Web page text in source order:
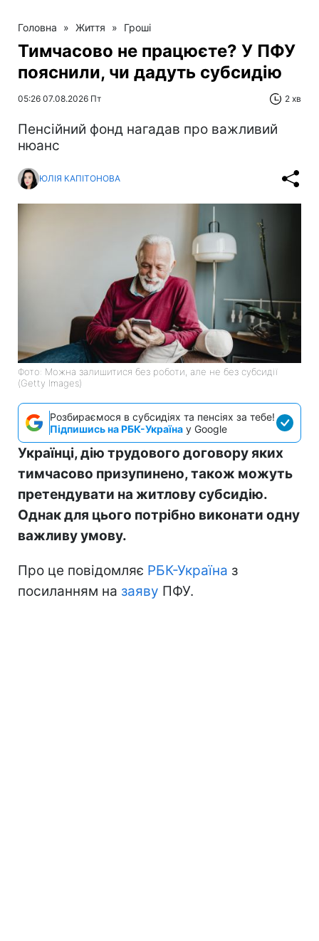
Головна » Життя » Гроші
Тимчасово не працюєте? У ПФУ
пояснили, чи дадуть субсидію
05:26 07.08.2026 Пт 2 хв
Пенсійний фонд нагадав про важливий
нюанс
ЮЛІЯ КАПІТОНОВА
Фото: Можна залишитися без роботи, але не без субсидії
(Getty Images)
Розбираємося в субсидіях та пенсіях за тебе!
Підпишись на РБК-Україна у Google
Українці, дію трудового договору яких
тимчасово призупинено, також можуть
претендувати на житлову субсидію.
Однак для цього потрібно виконати одну
важливу умову.
Про це повідомляє РБК-Україна з
посиланням на заяву ПФУ.